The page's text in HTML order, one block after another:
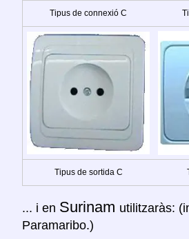
Tipus de connexió C
Tipus de sortida C
... i en Surinam utilitzaràs:
Paramaribo.)